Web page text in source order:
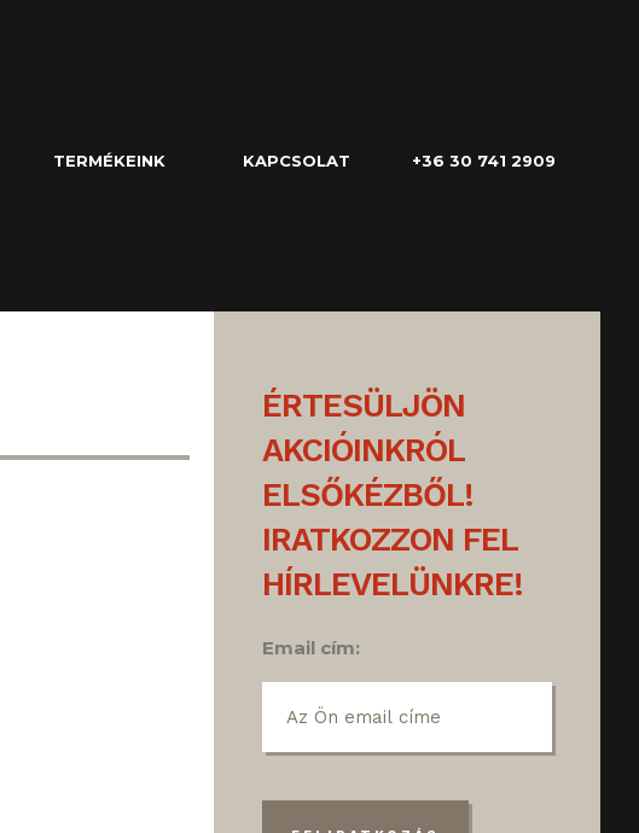
TERMÉKEINK KAPCSOLAT +36 30 741 2909
ÉRTESÜLJÖN
AKCIÓINKRÓL
ELSŐKÉZBŐL!
IRATKOZZON FEL
HÍRLEVELÜNKRE!
Email cím: